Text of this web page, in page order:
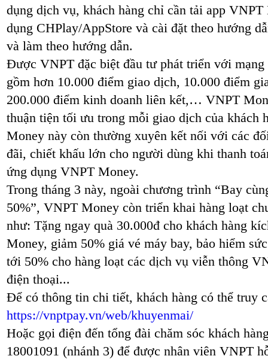
dụng dịch vụ, khách hàng chỉ cần tải app
dụng CHPlay/AppStore và cài đặt theo hướng
và làm theo hướng dẫn.
Được VNPT đặc biệt đầu tư phát triển với
gồm hơn 10.000 điểm giao dịch, 10.000 điểm
200.000 điểm kinh doanh liên kết,… VNPT
thuận tiện tối ưu trong mỗi giao dịch của khách
Money này còn thường xuyên kết nối với các
đãi, chiết khấu lớn cho người dùng khi thanh
ứng dụng VNPT Money.
Trong tháng 3 này, ngoài chương trình “Bay
50%”, VNPT Money còn triển khai hàng loạt
như: Tặng ngay quà 30.000đ cho khách hàng
Money, giảm 50% giá vé máy bay, bảo hiểm
tới 50% cho hàng loạt các dịch vụ viễn thông
điện thoại...
Để có thông tin chi tiết, khách hàng có thể truy
https://vnptpay.vn/web/khuyenmai/
Hoặc gọi điện đến tổng đài chăm sóc khách
18001091 (nhánh 3) để được nhân viên VNPT